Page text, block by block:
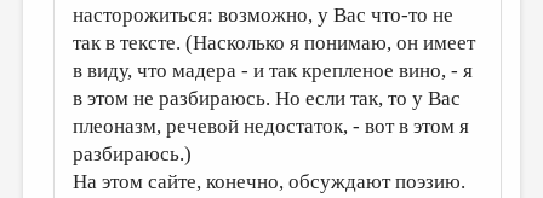
насторожиться: возможно, у Вас что-то не
так в тексте. (Насколько я понимаю, он имеет
в виду, что мадера - и так крепленое вино, - я
в этом не разбираюсь. Но если так, то у Вас
плеоназм, речевой недостаток, - вот в этом я
разбираюсь.)
На этом сайте, конечно, обсуждают поэзию.